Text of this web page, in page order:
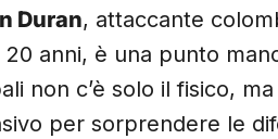
Duran, attaccante
anni, è una punto
non c’è solo il fisico,
per sorprendere le